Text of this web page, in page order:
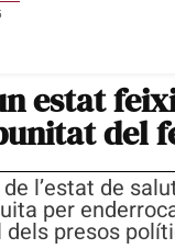
estat
del
l’estat de
per
dels presos